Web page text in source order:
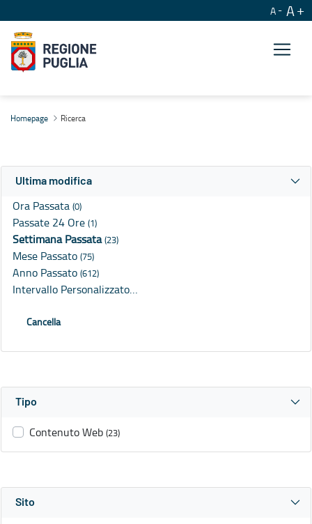
A A
Homepage Ricerca
Ultima modifica
Ora Passata (0)
Passate 24 Ore (1)
Settimana Passata(23)
Mese Passato (75)
Anno Passato (612)
Intervallo Personalizzato…
Cancella
Tipo
Contenuto Web (23)
Sito